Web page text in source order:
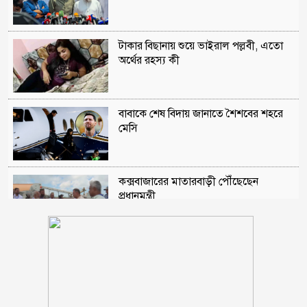
টাকার বিছানায় শুয়ে ভাইরাল পল্লবী, এতো
অর্থের রহস্য কী
বাবাকে শেষ বিদায় জানাতে শৈশবের শহরে
মেসি
কক্সবাজারের মাতারবাড়ী পৌঁছেছেন
প্রধানমন্ত্রী